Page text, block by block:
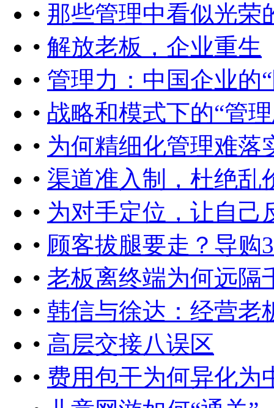
• 那些管理中看似光荣
• 解放老板，企业重生
• 管理力：中国企业的
• 战略和模式下的“管
• 为何精细化管理难落
• 渠道准入制，杜绝乱
• 为对手定位，让自己
• 顾客拔腿要走？导购
• 老板离终端为何远隔
• 韩信与徐达：经营老
• 高层交接八误区
• 费用包干为何异化为